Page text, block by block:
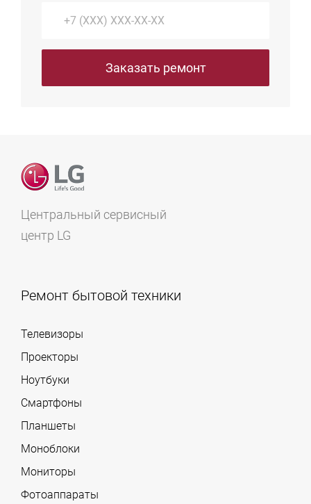
Заказать ремонт
Центральный сервисный
центр LG
Ремонт бытовой техники
Телевизоры
Проекторы
Ноутбуки
Смартфоны
Планшеты
Моноблоки
Мониторы
Фотоаппараты